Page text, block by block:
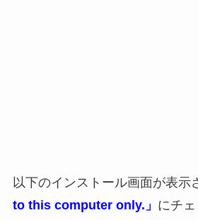
以下のインストール画面が表示
to this computer only.」 にチェ